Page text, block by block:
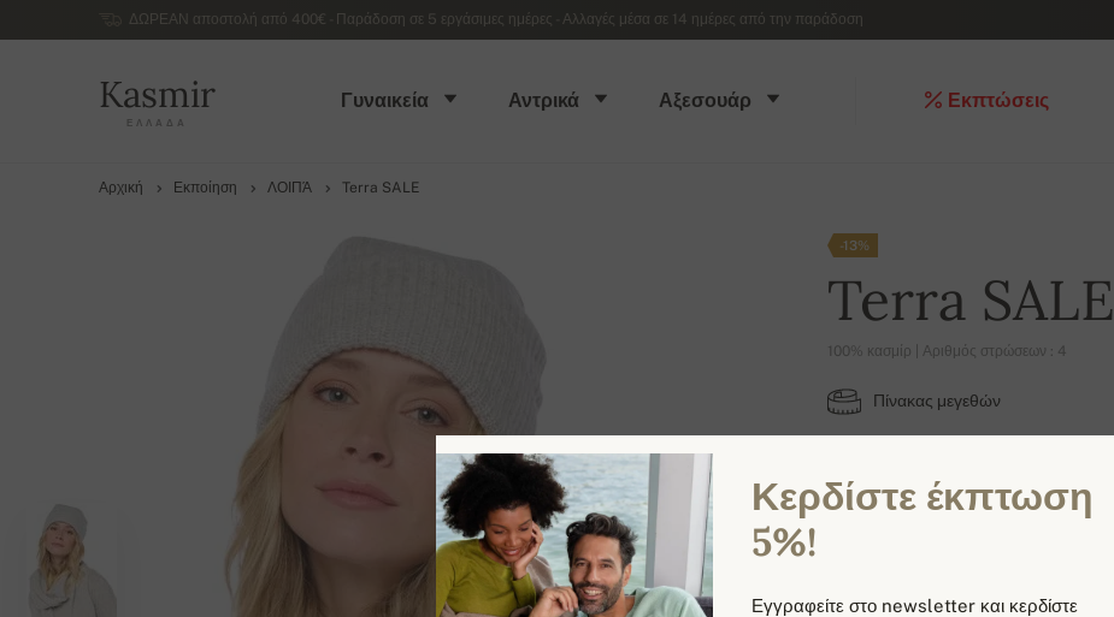
ΔΩΡΕΑΝ αποστολή από 400€ - Παράδοση σε 5 εργάσιμες ημέρες - Αλλαγές μέσα σε 14 ημέρες από την παράδοση
Kasmir
ΕΛΛΆΔΑ
Γυναικεία Αντρικά Αξεσουάρ Εκπτώσεις
Αρχική Εκποίηση ΛΟΙΠΆ Terra SALE
-13%
Terra SALE
100% κασμίρ | Αριθμός στρώσεων : 4
Πίνακας μεγεθών
Κερδίστε έκπτωση
5%!
Εγγραφείτε στο newsletter και κερδίστε